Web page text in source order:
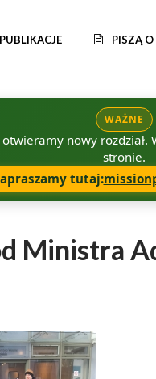
PUBLIKACJE PISZĄ
WAŻNE
nowy
stronie.
tutaj:
Ministra